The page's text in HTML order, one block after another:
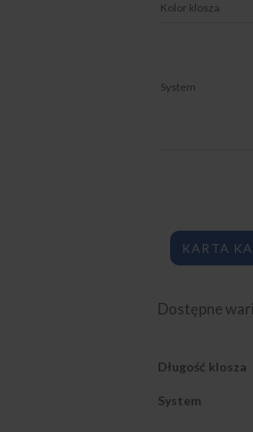
Kolor klosza
System
KARTA
Dostępne
Długość klosza
System